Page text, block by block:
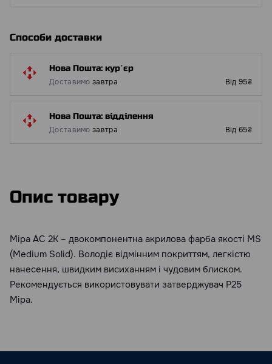
Способи доставки
Нова Пошта: курʼєр
Доставимо завтра Від 95₴
Нова Пошта: відділення
Доставимо завтра Від 65₴
Опис товару
Mipa AC 2K – двокомпонентна акрилова фарба якості MS
(Medium Solid). Володіє відмінним покриттям, легкістю
нанесення, швидким висиханням і чудовим блиском.
Рекомендується використовувати затверджувач Р25
Mipa.